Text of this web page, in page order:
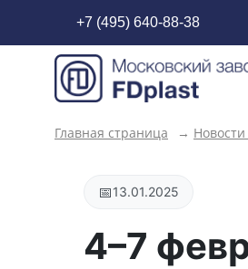
+7 (495) 640-88-38
Главная страница →
📅13.01.2025
4–7